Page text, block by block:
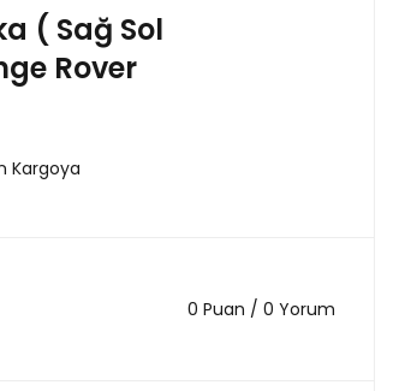
( Sağ Sol
Rover
Kargoya
0 Puan / 0 Yorum